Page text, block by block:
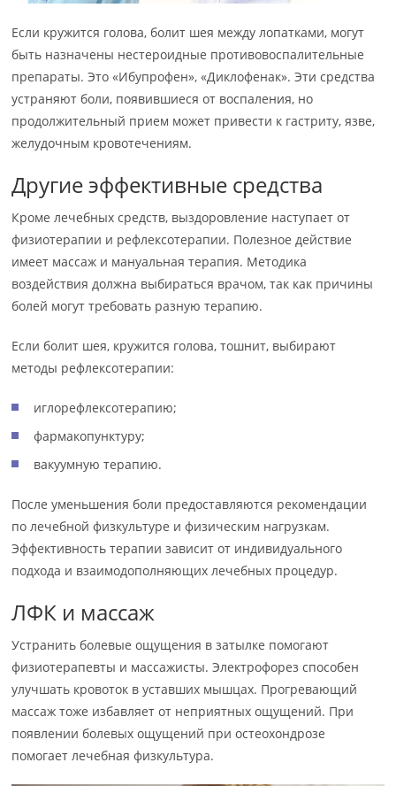
Если кружится голова, болит шея между лопатками, могут
быть назначены нестероидные противовоспалительные
препараты. Это «Ибупрофен», «Диклофенак». Эти средства
устраняют боли, появившиеся от воспаления, но
продолжительный прием может привести к гастриту, язве,
желудочным кровотечениям.
Другие эффективные средства
Кроме лечебных средств, выздоровление наступает от
физиотерапии и рефлексотерапии. Полезное действие
имеет массаж и мануальная терапия. Методика
воздействия должна выбираться врачом, так как причины
болей могут требовать разную терапию.
Если болит шея, кружится голова, тошнит, выбирают
методы рефлексотерапии:
иглорефлексотерапию;
фармакопунктуру;
вакуумную терапию.
После уменьшения боли предоставляются рекомендации
по лечебной физкультуре и физическим нагрузкам.
Эффективность терапии зависит от индивидуального
подхода и взаимодополняющих лечебных процедур.
ЛФК и массаж
Устранить болевые ощущения в затылке помогают
физиотерапевты и массажисты. Электрофорез способен
улучшать кровоток в уставших мышцах. Прогревающий
массаж тоже избавляет от неприятных ощущений. При
появлении болевых ощущений при остеохондрозе
помогает лечебная физкультура.